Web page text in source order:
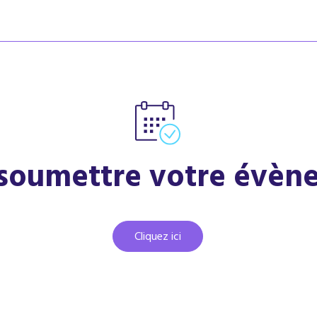
votre
Cliquez ici